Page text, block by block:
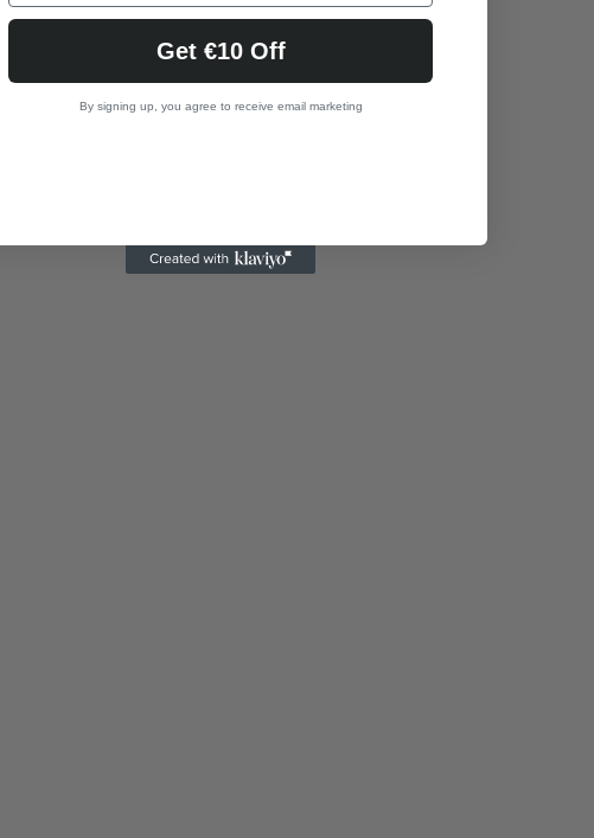
Get €10 Off
By signing up, you agree to receive email marketing